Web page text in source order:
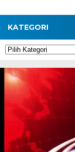
KATEGORI
Kategori
Pemutar
Video